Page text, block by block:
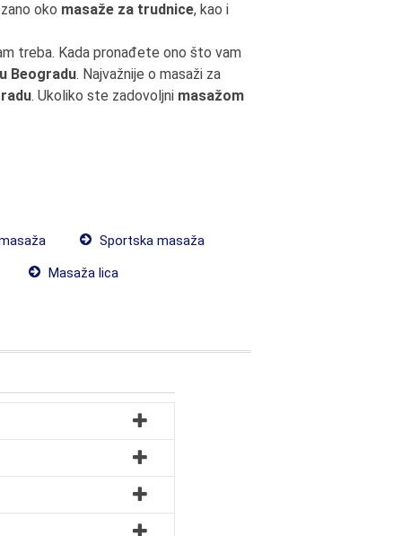
oko masaže za trudnice, kao i
treba. Kada pronađete ono što vam
Beogradu. Najvažnije o masaži za
. Ukoliko ste zadovoljni masažom
Sportska masaža
Masaža lica